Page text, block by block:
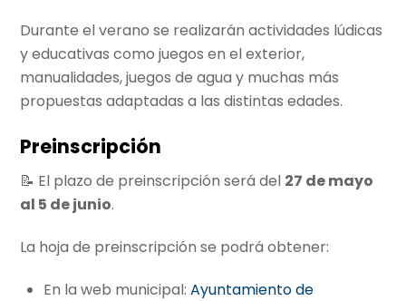
Durante el verano se realizarán actividades lúdicas
y educativas como juegos en el exterior,
manualidades, juegos de agua y muchas más
propuestas adaptadas a las distintas edades.
Preinscripción
📝 El plazo de preinscripción será del 27 de mayo
al 5 de junio.
La hoja de preinscripción se podrá obtener:
En la web municipal: Ayuntamiento de